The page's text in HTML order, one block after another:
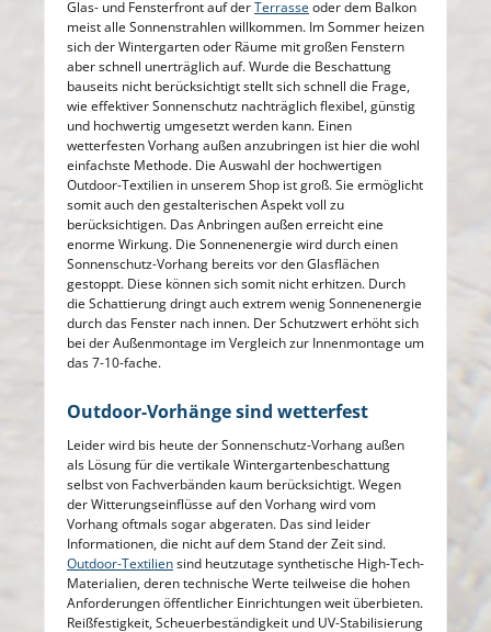
Glas- und Fensterfront auf derTerrasse oder dem Balkon
meist alle Sonnenstrahlen willkommen. Im Sommer heizen
sich der Wintergarten oder Räume mit großen Fenstern
aber schnell unerträglich auf. Wurde die Beschattung
bauseits nicht berücksichtigt stellt sich schnell die Frage,
wie effektiver Sonnenschutz nachträglich flexibel, günstig
und hochwertig umgesetzt werden kann. Einen
wetterfesten Vorhang außen anzubringen ist hier die wohl
einfachste Methode. Die Auswahl der hochwertigen
Outdoor-Textilien in unserem Shop ist groß. Sie ermöglicht
somit auch den gestalterischen Aspekt voll zu
berücksichtigen. Das Anbringen außen erreicht eine
enorme Wirkung. Die Sonnenenergie wird durch einen
Sonnenschutz-Vorhang bereits vor den Glasflächen
gestoppt. Diese können sich somit nicht erhitzen. Durch
die Schattierung dringt auch extrem wenig Sonnenenergie
durch das Fenster nach innen. Der Schutzwert erhöht sich
bei der Außenmontage im Vergleich zur Innenmontage um
das 7-10-fache.
Outdoor-Vorhänge sind wetterfest
Leider wird bis heute der Sonnenschutz-Vorhang außen
als Lösung für die vertikale Wintergartenbeschattung
selbst von Fachverbänden kaum berücksichtigt. Wegen
der Witterungseinflüsse auf den Vorhang wird vom
Vorhang oftmals sogar abgeraten. Das sind leider
Informationen, die nicht auf dem Stand der Zeit sind.
Outdoor-Textiliensind heutzutage synthetische High-Tech-
Materialien, deren technische Werte teilweise die hohen
Anforderungen öffentlicher Einrichtungen weit überbieten.
Reißfestigkeit, Scheuerbeständigkeit und UV-Stabilisierung